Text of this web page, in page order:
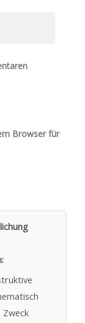
Browser für
Zweck